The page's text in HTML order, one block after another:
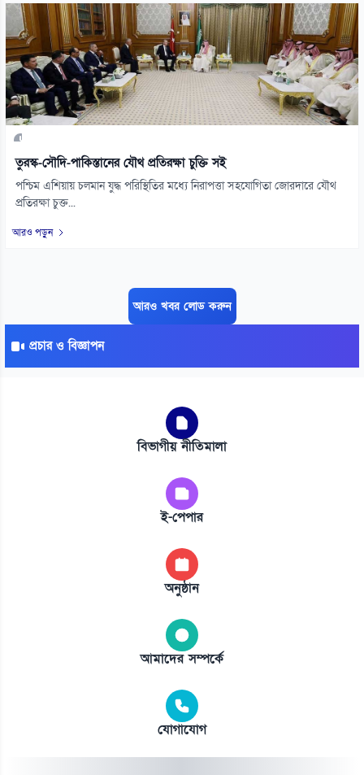
তুরস্ক-সৌদি-পাকিস্তানের যৌথ প্রতিরক্ষা চুক্তি সই
পশ্চিম এশিয়ায় চলমান যুদ্ধ পরিস্থিতির মধ্যে নিরাপত্তা সহযোগিতা জোরদারে যৌথ
প্রতিরক্ষা চুক্ত...
আরও পড়ুন
আরও খবর লোড করুন
প্রচার ও বিজ্ঞাপন
বিভাগীয় নীতিমালা
ই-পেপার
অনুষ্ঠান
আমাদের সম্পর্কে
যোগাযোগ